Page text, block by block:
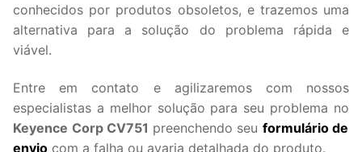
conhecidos por produtos obsoletos, e trazemos uma
alternativa para a solução do problema rápida e
viável.
Entre em contato e agilizaremos com nossos
especialistas a melhor solução para seu problema no
Keyence Corp CV751 preenchendo seu formulário de
envio com a falha ou avaria detalhada do produto.